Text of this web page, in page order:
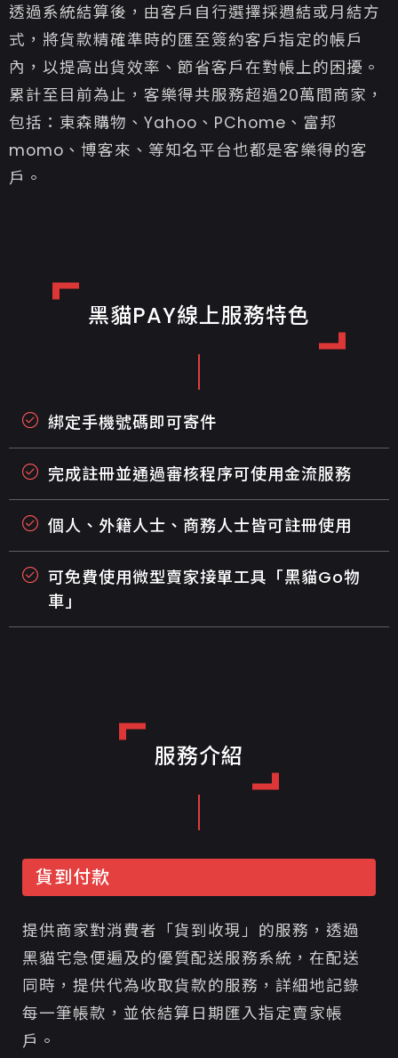
透過系統結算後，由客戶自行選擇採週結或月結方
式，將貨款精確準時的匯至簽約客戶指定的帳戶
內，以提高出貨效率、節省客戶在對帳上的困擾。
累計至目前為止，客樂得共服務超過20萬間商家，
包括：東森購物、Yahoo、PChome、富邦
momo、博客來、等知名平台也都是客樂得的客
戶。
黑貓PAY線上服務特色
綁定手機號碼即可寄件
完成註冊並通過審核程序可使用金流服務
個人、外籍人士、商務人士皆可註冊使用
可免費使用微型賣家接單工具「黑貓Go物
車」
服務介紹
貨到付款
提供商家對消費者「貨到收現」的服務，透過
黑貓宅急便遍及的優質配送服務系統，在配送
同時，提供代為收取貨款的服務，詳細地記錄
每一筆帳款，並依結算日期匯入指定賣家帳
戶。